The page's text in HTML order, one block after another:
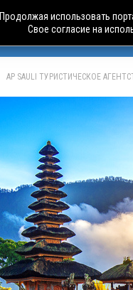
AP SAULI ТУРИСТИЧЕСКОЕ
Продолжая использовать
Свое согласие на